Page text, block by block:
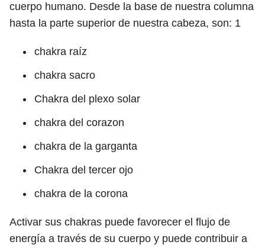
cuerpo humano. Desde la base de nuestra columna
hasta la parte superior de nuestra cabeza, son: 1
chakra raíz
chakra sacro
Chakra del plexo solar
chakra del corazon
chakra de la garganta
Chakra del tercer ojo
chakra de la corona
Activar sus chakras puede favorecer el flujo de
energía a través de su cuerpo y puede contribuir a